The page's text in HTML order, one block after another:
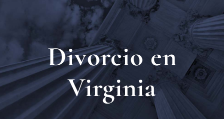
Divorcio en
Virginia